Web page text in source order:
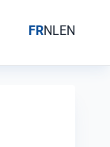
FRNLEN